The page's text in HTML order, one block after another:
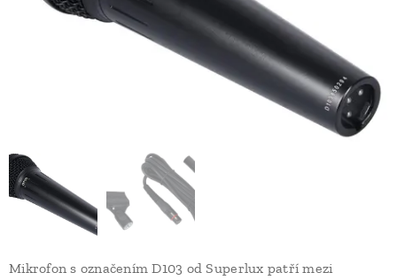
Mikrofon s označením D103 od Superlux patří mezi